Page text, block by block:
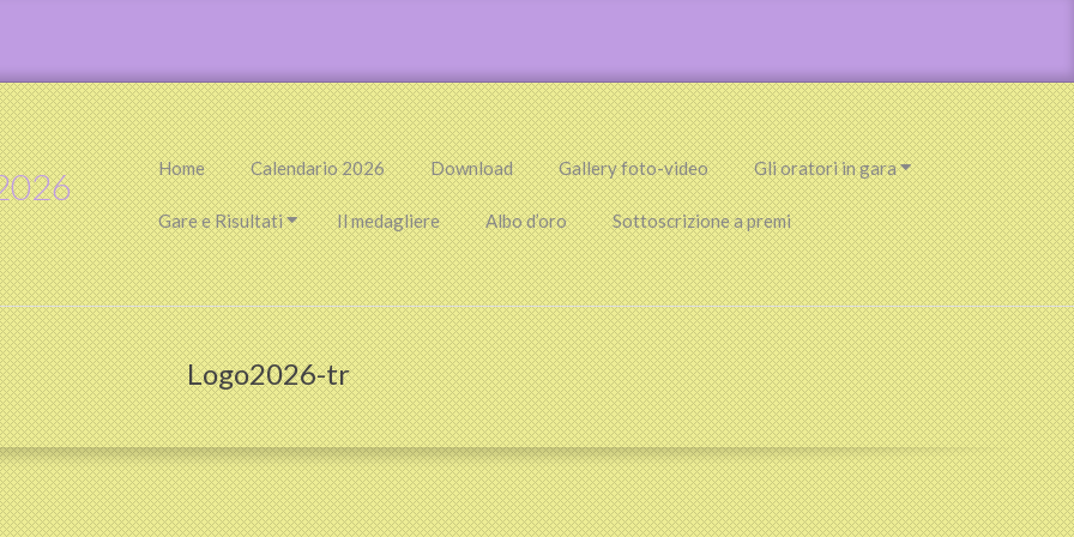
Primary
Navigation
Menu
Home Calendario 2026 Download Gallery foto-video Gli oratori in gara
Gare e Risultati Il medagliere Albo d’oro Sottoscrizione a premi
Logo2026-tr